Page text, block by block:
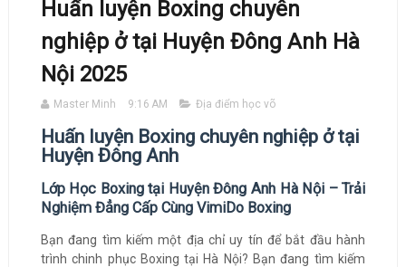
Huấn luyện Boxing chuyên
nghiệp ở tại Huyện Đông Anh Hà
Nội 2025
Master Minh 9:16 AM Địa điểm học võ
Huấn luyện Boxing chuyên nghiệp ở tại
Huyện Đông Anh
Lớp Học Boxing tại Huyện Đông Anh Hà Nội – Trải
Nghiệm Đẳng Cấp Cùng VimiDo Boxing
Bạn đang tìm kiếm một địa chỉ uy tín để bắt đầu hành
trình chinh phục Boxing tại Hà Nội? Bạn đang tìm kiếm